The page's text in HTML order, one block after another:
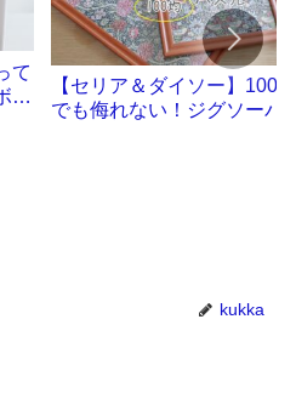
て
ッ
【セリア＆ダイソー】100円
でも侮れない！ジグソーパ
kukka